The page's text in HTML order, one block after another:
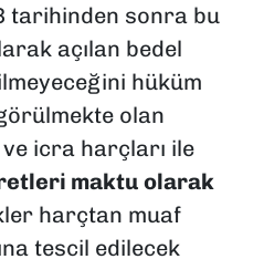
tarihinden sonra bu
açılan bedel
hüküm
olan
icra harçları ile
maktu olarak
harçtan muaf
tescil edilecek